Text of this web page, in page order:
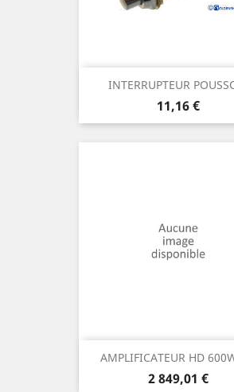
INTERRUPTEUR
Prix
11,16 €
AMPLIFICATEUR HD
Prix
2 849,01 €